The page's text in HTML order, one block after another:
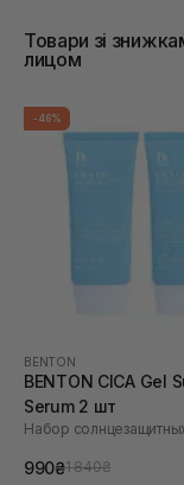
Товари зі
лицом
-46%
BENTON
BENTON CICA Gel
Serum 2 шт
990₴1 840₴